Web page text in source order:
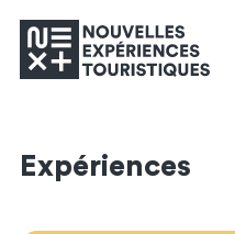
Expériences